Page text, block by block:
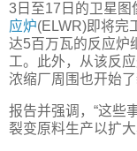
3日至17日的卫星图
应炉(ELWR)即将完
达5百万瓦的反应炉
工。此外，从该反
浓缩厂周围也开始
报告并强调，“这些
裂变原料生产以扩大